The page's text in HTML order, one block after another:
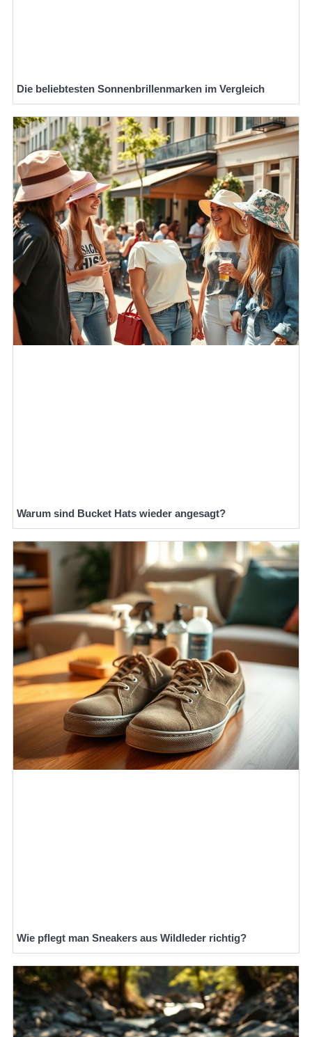
Die beliebtesten Sonnenbrillenmarken im Vergleich
Warum sind Bucket Hats wieder angesagt?
Wie pflegt man Sneakers aus Wildleder richtig?